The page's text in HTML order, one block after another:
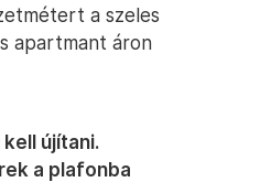
a szeles
apartmant áron
újítani.
a plafonba